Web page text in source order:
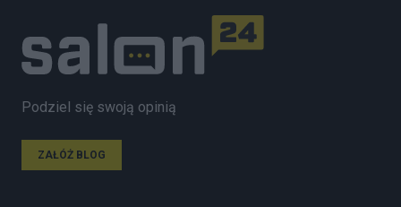
Podziel się swoją opinią
ZAŁÓŻ BLOG